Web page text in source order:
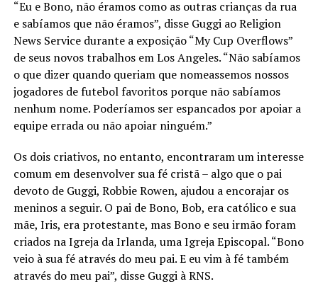
“Eu e Bono, não éramos como as outras crianças da rua
e sabíamos que não éramos”, disse Guggi ao Religion
News Service durante a exposição “My Cup Overflows”
de seus novos trabalhos em Los Angeles. “Não sabíamos
o que dizer quando queriam que nomeassemos nossos
jogadores de futebol favoritos porque não sabíamos
nenhum nome. Poderíamos ser espancados por apoiar a
equipe errada ou não apoiar ninguém.”
Os dois criativos, no entanto, encontraram um interesse
comum em desenvolver sua fé cristã – algo que o pai
devoto de Guggi, Robbie Rowen, ajudou a encorajar os
meninos a seguir. O pai de Bono, Bob, era católico e sua
mãe, Iris, era protestante, mas Bono e seu irmão foram
criados na Igreja da Irlanda, uma Igreja Episcopal. “Bono
veio à sua fé através do meu pai. E eu vim à fé também
através do meu pai”, disse Guggi à RNS.